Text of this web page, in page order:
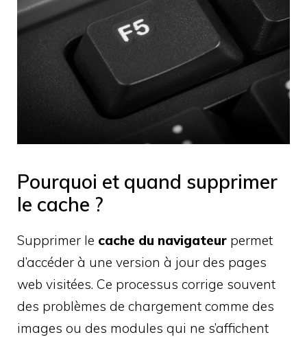
Pourquoi et quand supprimer
le cache ?
Supprimer le cache du navigateur permet
d’accéder à une version à jour des pages
web visitées. Ce processus corrige souvent
des problèmes de chargement comme des
images ou des modules qui ne s’affichent